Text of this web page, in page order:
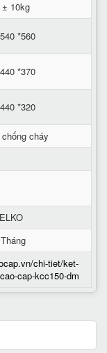
± 10kg
*560
*370
*320
cháy
chi-tiet/ket-
cap-kcc150-dm